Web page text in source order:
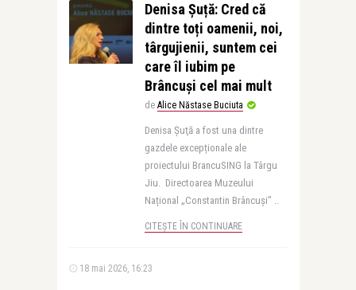
Denisa Șuță: Cred că
dintre toți oamenii, noi,
târgujienii, suntem cei
care îl iubim pe
Brâncuși cel mai mult
de Alice Năstase Buciuta
Denisa Şuţă a fost una dintre
gazdele excepționale ale
proiectului BrancuSING la Târgu
Jiu. Directoarea Muzeului
Național „Constantin Brâncuși” ..
CITEȘTE ÎN CONTINUARE
18 mai 2026, 16:23